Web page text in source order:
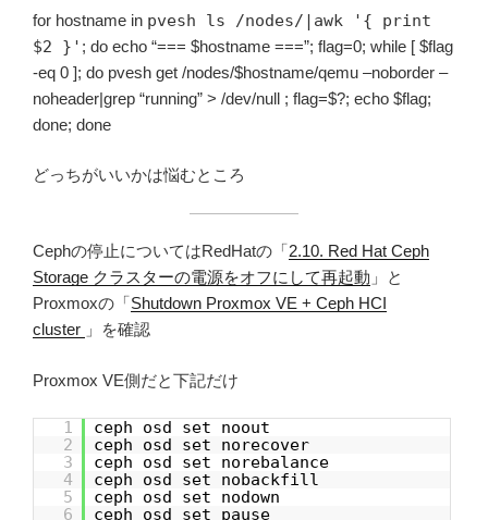
for hostname in pvesh ls /nodes/|awk '{ print
$2 }' ; do echo “=== $hostname ===”; flag=0; while [ $flag
-eq 0 ]; do pvesh get /nodes/$hostname/qemu –noborder –
noheader|grep “running” > /dev/null ; flag=$?; echo $flag;
done; done
どっちがいいかは悩むところ
Cephの停止についてはRedHatの「2.10. Red Hat Ceph
Storage クラスターの電源をオフにして再起動 」と
Proxmoxの「Shutdown Proxmox VE + Ceph HCI
cluster 」を確認
Proxmox VE側だと下記だけ
1
ceph osd set noout
2
ceph osd set norecover
3
ceph osd set norebalance
4
ceph osd set nobackfill
5
ceph osd set nodown
6
ceph osd set pause